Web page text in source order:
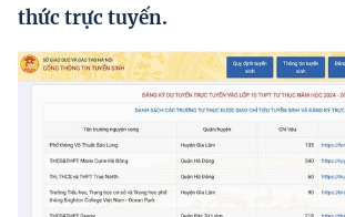
Doanh nghiệp dân tộc
Khác
Photo
thức trực tuyến.